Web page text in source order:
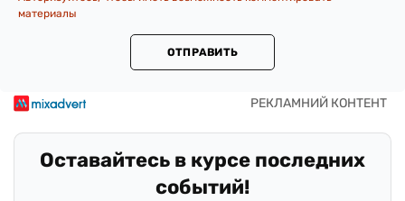
материалы
ОТПРАВИТЬ
Оставайтесь в курсе последних
событий!